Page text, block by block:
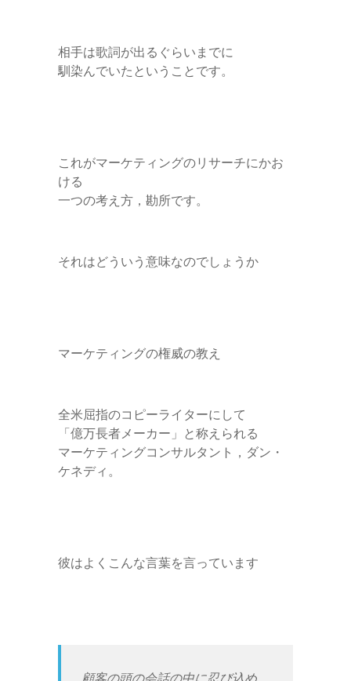
相手は歌詞が出るぐらいまでに
馴染んでいたということです。
これがマーケティングのリサーチにかお
ける
一つの考え方，勘所です。
それはどういう意味なのでしょうか
マーケティングの権威の教え
全米屈指のコピーライターにして
「億万長者メーカー」と称えられる
マーケティングコンサルタント，ダン・
ケネディ。
彼はよくこんな言葉を言っています